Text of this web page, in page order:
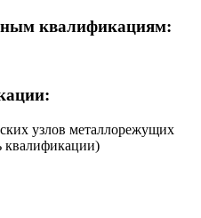
квалификациям:
узлов металлорежущих
квалификации)